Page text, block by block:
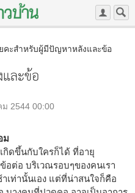
คะสำหรับผู้มีปัญหาหลังและข้อ
ละข้อ
ม 2544 00:00
ม
กิดขึ้นกับใครก็ได้ ที่อายุ
อต่อ บริเวณรอบๆของคนเรา
เท่านั้นเอง แต่ที่น่าสนใจก็คือ